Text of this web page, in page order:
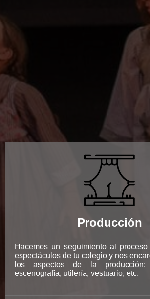
Producción
Hacemos un seguimiento al
espectáculos de tu colegio y nos
los aspectos de la producción:
escenografía, utilería, vestuario, etc.